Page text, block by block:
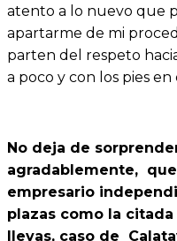
atento a lo nuevo que
apartarme de mi
parten del respeto
a poco y con los pies en
No deja de
agradablemente,
empresario
plazas como la
llevas, caso de